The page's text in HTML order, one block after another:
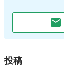
投稿